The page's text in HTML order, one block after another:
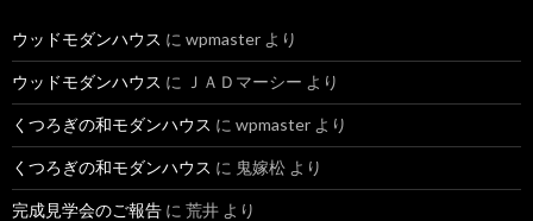
ウッドモダンハウス に wpmaster より
ウッドモダンハウス に ＪＡＤマーシー より
くつろぎの和モダンハウス に wpmaster より
くつろぎの和モダンハウス に 鬼嫁松 より
完成見学会のご報告 に 荒井 より